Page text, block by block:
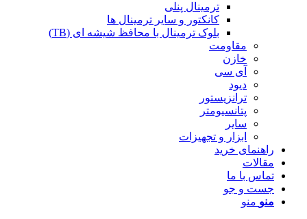
ترمینال پنلی
کانکتور و سایر ترمینال ها
بلوک ترمینال با محافظ شیشه ای (TB)
مقاومت
خازن
آی سی
دیود
ترانزیستور
پتانسیومتر
سایر
ابزار و تجهیزات
راهنمای خرید
مقالات
تماس با ما
جست و جو
منو منو